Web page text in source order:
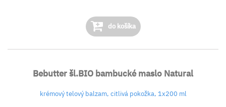
do košíka
Bebutter šl.BIO bambucké maslo Natural
krémový telový balzam, citlivá pokožka, 1x200 ml